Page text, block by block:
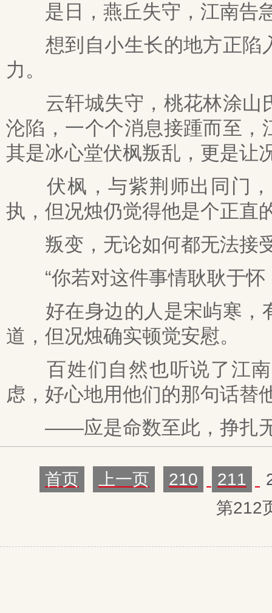
是日，燕丘失守，江南告
想到自小生长的地方正陷
力。
云轩城失守，桃花林涂山
沦陷，一个个消息接踵而至
其是冰心堂伏枫叛乱，更是让
伏枫，与紫荆师出同门，
执，但况烛仍觉得他是个正直
叛变，无论如何都无法接
“你若对这件事情耿耿于怀
好在身边的人是宋屿寒，
道，但况烛确实顿觉安慰。
百姓们自然也听说了江南
虑，好心地用他们的那句话替
——应是命数至此，挣扎
首页 上一页 210 211
第212